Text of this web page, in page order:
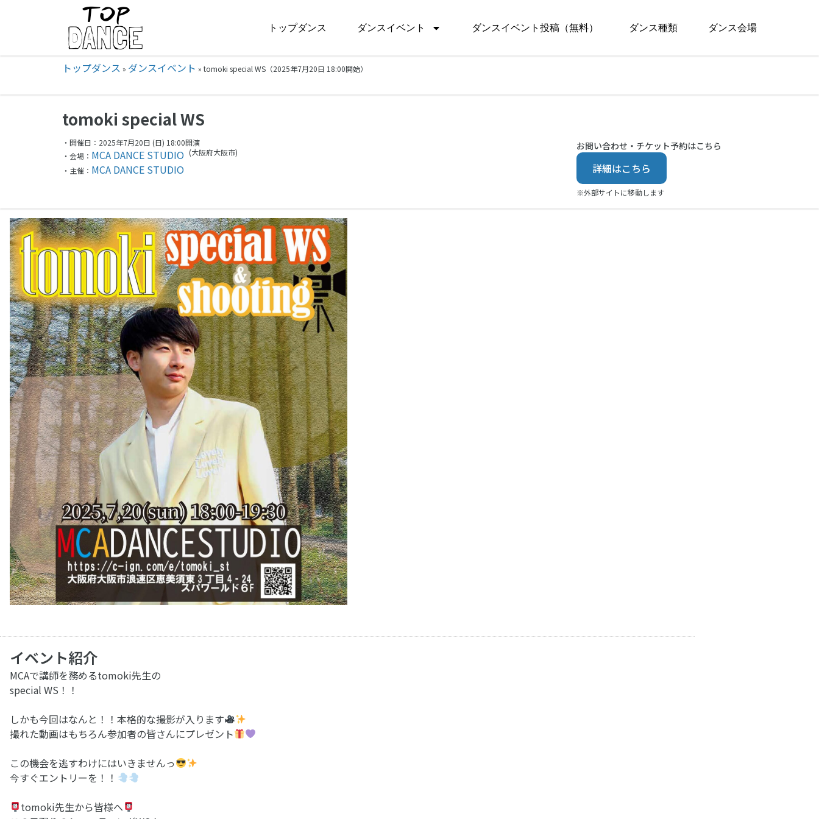
トップダンス ダンスイベント ダンスイベント投稿（無料） ダンス種類 ダンス会場
トップダンス » ダンスイベント » tomoki special WS（2025年7月20日 18:00開始）
tomoki special WS
・開催日：2025年7月20日 (日) 18:00開演
・会場： MCA DANCE STUDIO (大阪府大阪市)
・主催： MCA DANCE STUDIO
お問い合わせ・チケット予約はこちら
詳細はこちら
※外部サイトに移動します
イベント紹介
MCAで講師を務めるtomoki先生の
special WS！！
しかも今回はなんと！！本格的な撮影が入ります
撮れた動画はもちろん参加者の皆さんにプレゼント
この機会を逃すわけにはいきませんっ
今すぐエントリーを！！
tomoki先生から皆様へ